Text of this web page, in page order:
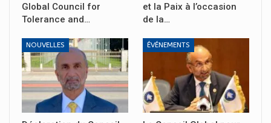
Global Council for
Tolerance and…
et la Paix à l’occasion
de la…
NOUVELLES ÉVÉNEMENTS